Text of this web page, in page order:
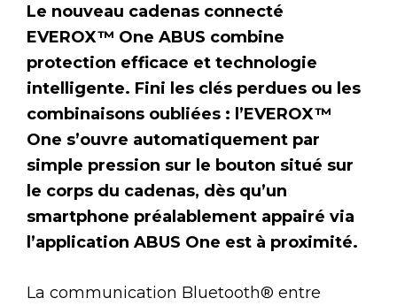
Le nouveau cadenas connecté
EVEROX™ One ABUS combine
protection efficace et technologie
intelligente. Fini les clés perdues ou les
combinaisons oubliées : l’EVEROX™
One s’ouvre automatiquement par
simple pression sur le bouton situé sur
le corps du cadenas, dès qu’un
smartphone préalablement appairé via
l’application ABUS One est à proximité.
La communication Bluetooth® entre